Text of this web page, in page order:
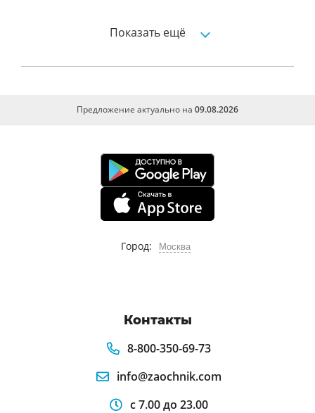
Проектнотехнологическая практика
Показать ещё
Предложение актуально на 09.08.2026
Город: Москва
Контакты
8-800-350-69-73
info@zaochnik.com
с 7.00 до 23.00